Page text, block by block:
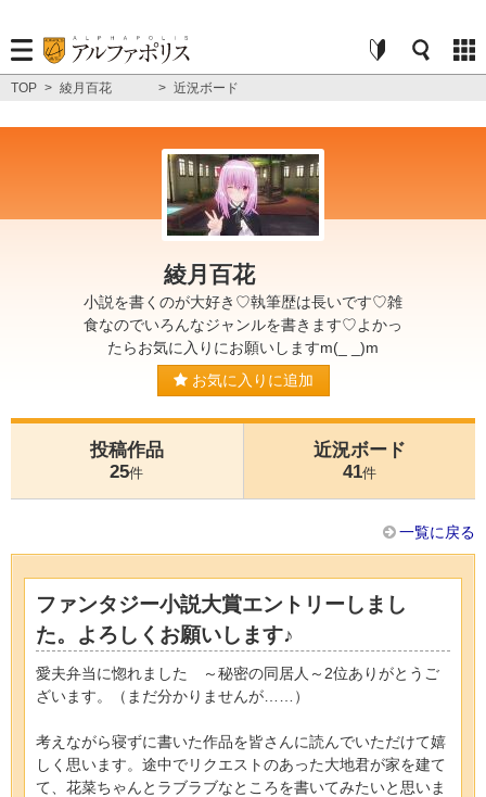
TOP > 綾月百花 > 近況ボード
綾月百花
小説を書くのが大好き♡執筆歴は長いです♡雑
食なのでいろんなジャンルを書きます♡よかっ
たらお気に入りにお願いしますm(_ _)m
お気に入りに追加
投稿作品
25件
近況ボード
41件
一覧に戻る
ファンタジー小説大賞エントリーしまし
た。よろしくお願いします♪
愛夫弁当に惚れました ～秘密の同居人～2位ありがとうご
ざいます。（まだ分かりませんが……）
考えながら寝ずに書いた作品を皆さんに読んでいただけて嬉
しく思います。途中でリクエストのあった大地君が家を建て
て、花菜ちゃんとラブラブなところを書いてみたいと思いま